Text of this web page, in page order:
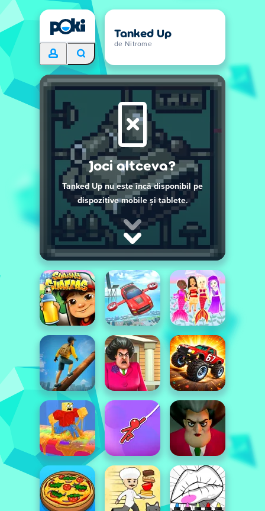
Tanked Up
de Nitrome
Joci altceva?
Tanked Up nu este încă disponibil pe
dispozitive mobile și tablete.